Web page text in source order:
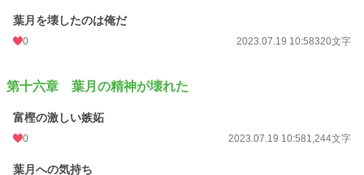
葉月を壊したのは俺だ
0 2023.07.19 10:58320文字
第十六章 葉月の精神が壊れた
富樫の激しい嫉妬
0 2023.07.19 10:581,244文字
葉月への気持ち